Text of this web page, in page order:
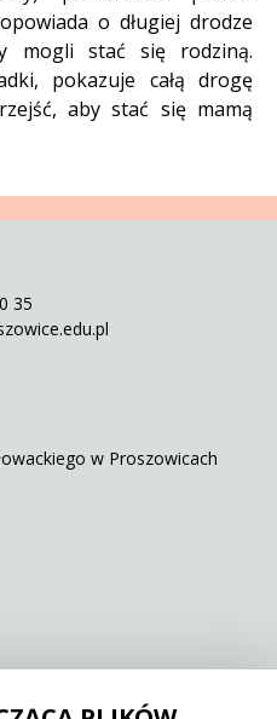
o długiej drodze
mogli stać się rodziną.
pokazuje całą drogę
aby stać się mamą
35
w Proszowicach